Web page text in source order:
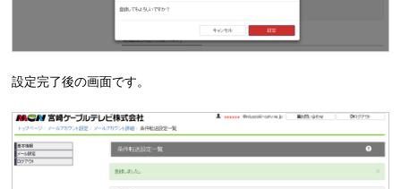
設定完了後の画面です。